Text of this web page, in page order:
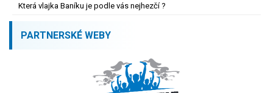
Která vlajka Baníku je podle vás nejhezčí ?
PARTNERSKÉ WEBY